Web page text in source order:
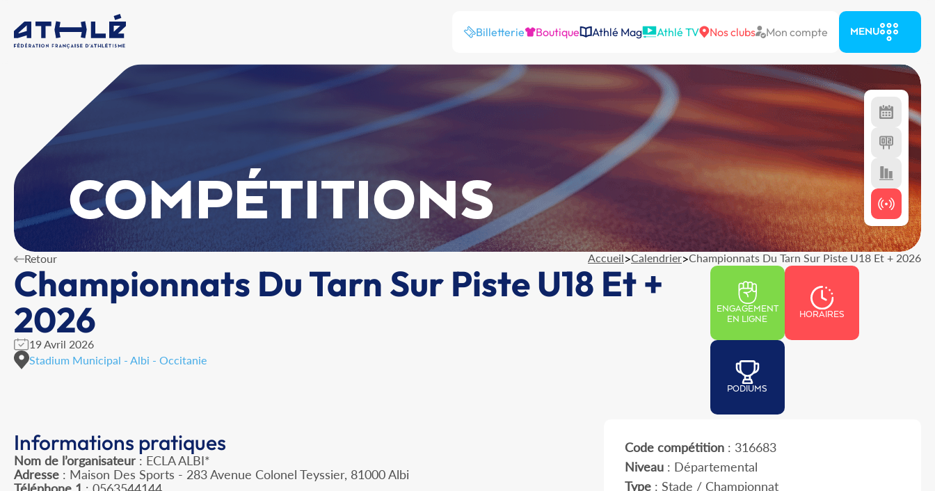
Billetterie Boutique Athlé Mag Athlé TV Nos clubs Mon compte MENU
COMPÉTITIONS
Retour Accueil>Calendrier>Championnats Du Tarn Sur Piste U18 Et + 2026
Championnats Du Tarn Sur Piste U18 Et +
2026
19 Avril 2026
Stadium Municipal - Albi - Occitanie
ENGAGEMENT
EN LIGNE
HORAIRES
PODIUMS
Informations pratiques
Nom de l’organisateur : ECLA ALBI*
Adresse : Maison Des Sports - 283 Avenue Colonel Teyssier, 81000 Albi
Code compétition: 316683
Niveau: Départemental
Type: Stade / Championnat